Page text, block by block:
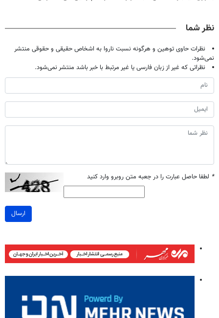
نظر شما
نظرات حاوی توهین و هرگونه نسبت ناروا به اشخاص حقیقی و حقوقی منتشر
نمی‌شود.
نظراتی که غیر از زبان فارسی یا غیر مرتبط با خبر باشد منتشر نمی‌شود.
* لطفا حاصل عبارت را در جعبه متن روبرو وارد کنید
ارسال